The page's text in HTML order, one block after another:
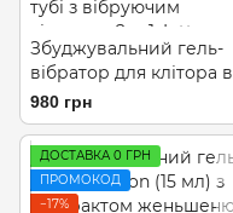
Збуджувальний гель-
вібратор для клітора в
тубі з вібруючим
кінчиком 2-в-1: Intt
Orgasm Now (15 мл)
980 грн
ДОСТАВКА 0 ГРН
ПРОМОКОД
−17%